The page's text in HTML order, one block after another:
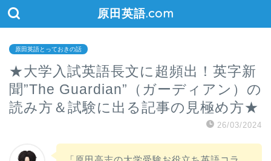
原田英語.com
原田英語とっておきの話
★大学入試英語長文に超頻出！英字新
聞”The Guardian”（ガーディアン）の
読み方＆試験に出る記事の見極め方★
26/03/2024